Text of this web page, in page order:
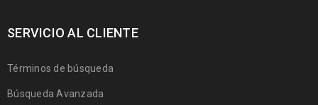
SERVICIO AL CLIENTE
Términos de búsqueda
Búsqueda Avanzada